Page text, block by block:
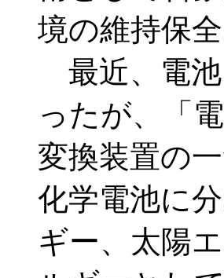
境の維持保
最近、電池
ったが、「
変換装置の
化学電池に
ギー、太陽